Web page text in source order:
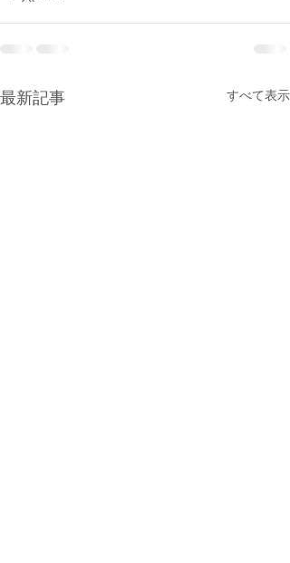
最新記事 すべて表示